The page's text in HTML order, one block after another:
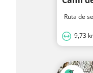
Ruta de
9,73